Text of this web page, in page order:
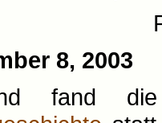
8, 2003
fand